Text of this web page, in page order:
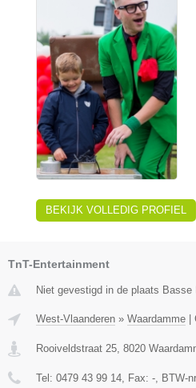
BEKIJK VOLLEDIG PROFIEL
TnT-Entertainment
Niet gevestigd in de plaats
West-Vlaanderen » Waardamme
Rooiveldstraat 25, 8020
Tel: 0479 43 99 14, Fax: -, BTW-